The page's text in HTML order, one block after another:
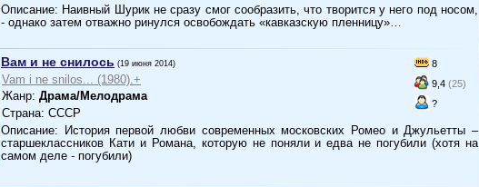
Описание: Наивный Шурик не сразу смог сообразить, что творится у него под носом,
- однако затем отважно ринулся освобождать «кавказскую пленницу»…
8
9,4 (25)
?
Вам и не снилось (19 июня 2014)
Vam i ne snilos... (1980).+
Жанр: Драма/Мелодрама
Страна: СССР
Описание: История первой любви современных московских Ромео и Джульетты –
старшеклассников Кати и Романа, которую не поняли и едва не погубили (хотя на
самом деле - погубили)